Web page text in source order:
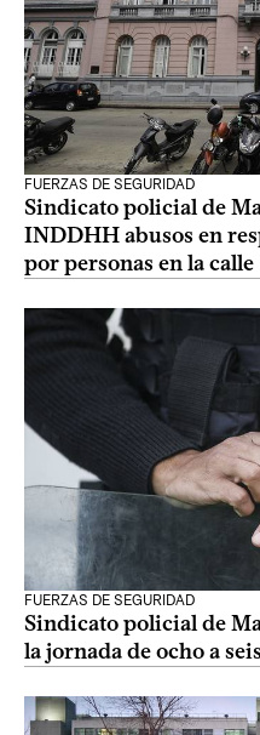
FUERZAS DE SEGURIDAD
Sindicato policial de
INDDHH abusos en
por personas en la calle
FUERZAS DE SEGURIDAD
Sindicato policial de
la jornada de ocho a